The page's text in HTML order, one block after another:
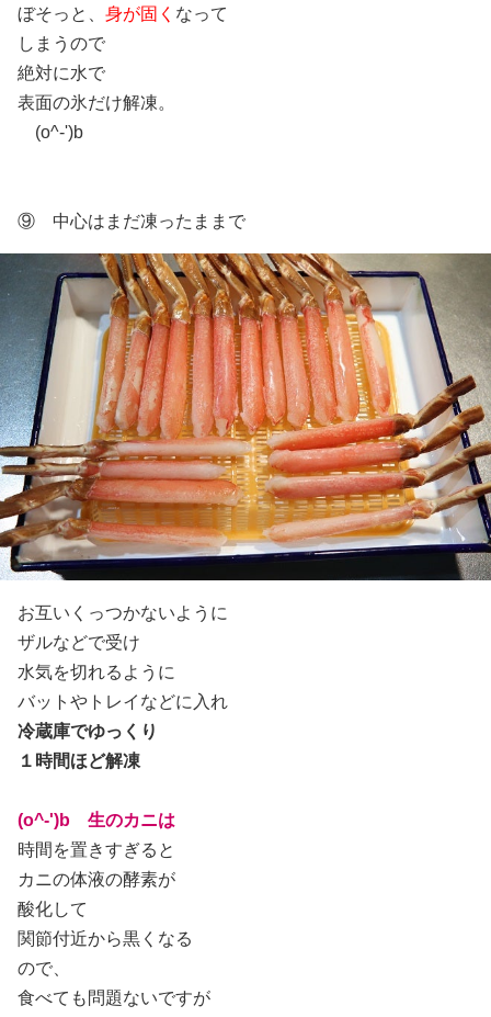
ぼそっと、 身が固く なって
しまうので
絶対に水で
表面の氷だけ解凍。
(o^-')b
⑨ 中心はまだ凍ったままで
お互いくっつかないように
ザルなどで受け
水気を切れるように
バットやトレイなどに入れ
冷蔵庫でゆっくり
１時間ほど解凍
(o^-')b 生のカニは
時間を置きすぎると
カニの体液の酵素が
酸化して
関節付近から黒くなる
ので、
食べても問題ないですが